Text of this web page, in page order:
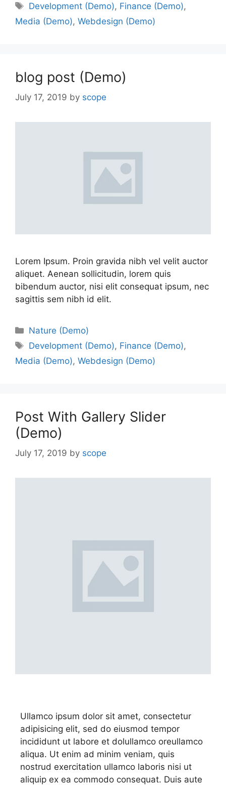
Development (Demo), Finance (Demo),
Media (Demo), Webdesign (Demo)
blog post (Demo)
July 17, 2019 by scope
Lorem Ipsum. Proin gravida nibh vel velit auctor
aliquet. Aenean sollicitudin, lorem quis
bibendum auctor, nisi elit consequat ipsum, nec
sagittis sem nibh id elit.
Nature (Demo)
Development (Demo), Finance (Demo),
Media (Demo), Webdesign (Demo)
Post With Gallery Slider
(Demo)
July 17, 2019 by scope
Ullamco ipsum dolor sit amet, consectetur
adipisicing elit, sed do eiusmod tempor
incididunt ut labore et dolullamco oreullamco
aliqua. Ut enim ad minim veniam, quis
nostrud exercitation ullamco laboris nisi ut
aliquip ex ea commodo consequat. Duis aute